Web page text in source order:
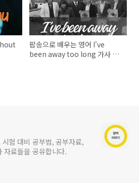
팝송으로 배우는 영어 I've
been away too long 가사 해
험 대비 공부법, 공부자료,
자료들을 공유합니다.